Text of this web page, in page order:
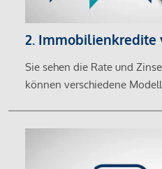
2. Immobilienkredite
Sie sehen die Rate und
können verschiedene